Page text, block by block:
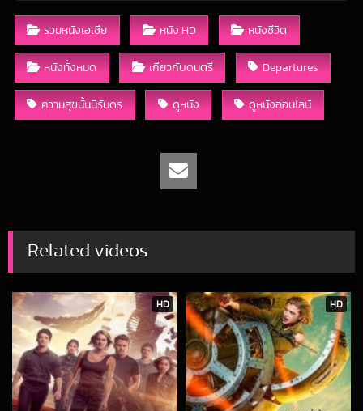
รวมหนังเอเชีย หนัง HD หนังชีวิต
หนังทั้งหมด เกี่ยวกับดนตรี Departures
ความสุขนั้นนิรันดร ดูหนัง ดูหนังออนไลน์
Related videos
HD HD